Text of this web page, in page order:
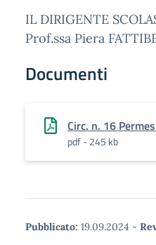
IL DIRIGENTE
Prof.ssa Piera
Documenti
Circ. n. 16
pdf - 245 kb
Pubblicato: 19.09.2024 -